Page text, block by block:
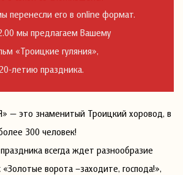
перенесли его в online формат.
мы предлагаем Вашему
«Троицкие гуляния»,
летию праздника.
— это знаменитый Троицкий хоровод, в
300 человек!
всегда ждет разнообразие
ворота –заходите, господа!»,